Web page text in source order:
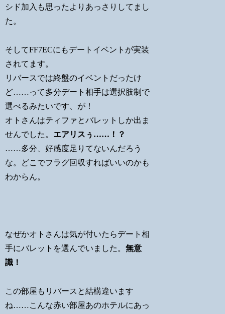
シド加入も思ったよりあっさりしてまし
た。
そしてFF7ECにもデートイベントが実装
されてます。
リバースでは終盤のイベントだったけ
ど……って多分デート相手は選択肢制で
選べるみたいです、が！
オトさんはティファとバレットしか出ま
せんでした。 エアリスぅ……！？
……多分、好感度足りてないんだろう
な。どこでフラグ回収すればいいのかも
わからん。
なぜかオトさんは気が付いたらデート相
手にバレットを選んでいました。無意
識！
この部屋もリバースと結構違います
ね……こんな赤い部屋あのホテルにあっ